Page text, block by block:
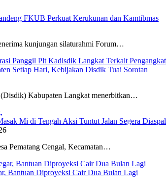
FKUB Perkuat Kerukunan dan Kamtibmas
kunjungan silaturahmi Forum…
Setiap Hari, Kebijakan Disdik Tuai Sorotan
Kabupaten Langkat menerbitkan…
Mi di Tengah Aksi Tuntut Jalan Segera Diaspal
Pematang Cengal, Kecamatan…
Bantuan Diproyeksi Cair Dua Bulan Lagi